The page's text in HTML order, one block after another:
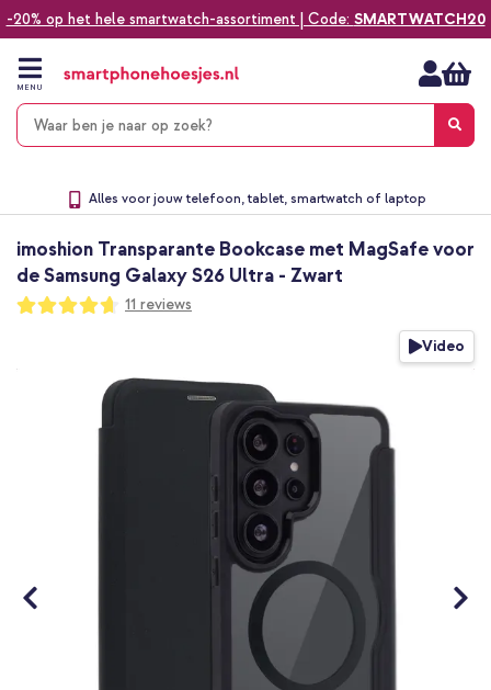
-20% op het hele smartwatch-assortiment | Code: SMARTWATCH20
naar
inhoud
MENU
Alles voor jouw telefoon, tablet, smartwatch of laptop
Keuze uit ruim 20.000 producten
We've got you covered!
imoshion Transparante Bookcase met MagSafe voor
de Samsung Galaxy S26 Ultra - Zwart
Waardering:
93
100
11 reviews
Video